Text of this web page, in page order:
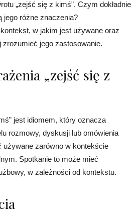
„zejść się z kimś”. Czym dokładnie
jego różne znaczenia?
w jakim jest używane oraz
zrozumieć jego zastosowanie.
„zejść się z
jest idiomem, który oznacza
rozmowy, dyskusji lub omówienia
używane zarówno w kontekście
Spotkanie to może mieć
w zależności od kontekstu.